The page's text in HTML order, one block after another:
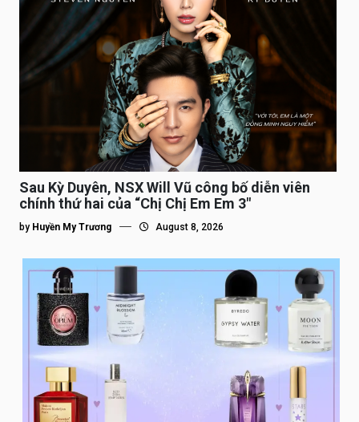
Sau Kỳ Duyên, NSX Will Vũ công bố diễn viên
chính thứ hai của “Chị Chị Em Em 3″
by Huyền My Trương August 8, 2026